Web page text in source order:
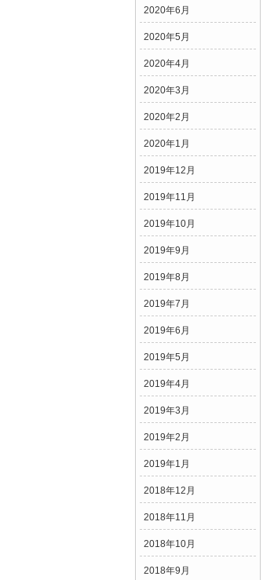
2020年6月
2020年5月
2020年4月
2020年3月
2020年2月
2020年1月
2019年12月
2019年11月
2019年10月
2019年9月
2019年8月
2019年7月
2019年6月
2019年5月
2019年4月
2019年3月
2019年2月
2019年1月
2018年12月
2018年11月
2018年10月
2018年9月